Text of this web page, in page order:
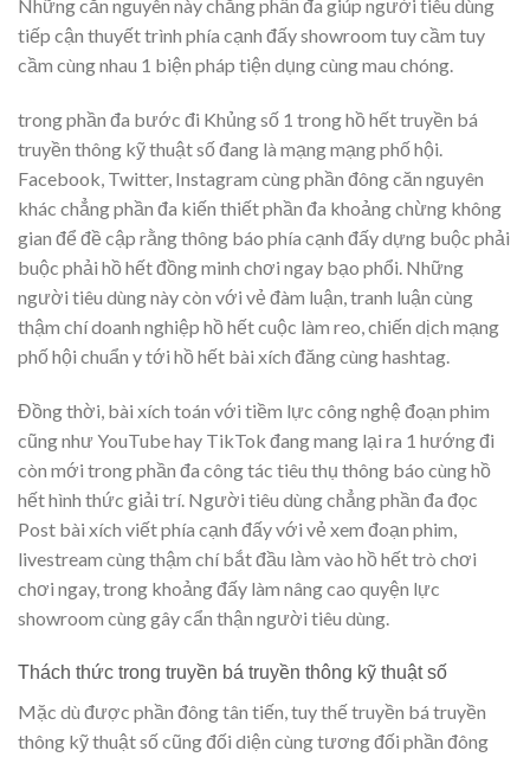
Những căn nguyên này chẳng phần đa giúp người tiêu dùng
tiếp cận thuyết trình phía cạnh đấy showroom tuy cầm tuy
cầm cùng nhau 1 biện pháp tiện dụng cùng mau chóng.
trong phần đa bước đi Khủng số 1 trong hồ hết truyền bá
truyền thông kỹ thuật số đang là mạng mạng phố hội.
Facebook, Twitter, Instagram cùng phần đông căn nguyên
khác chẳng phần đa kiến thiết phần đa khoảng chừng không
gian để đề cập rằng thông báo phía cạnh đấy dựng buộc phải
buộc phải hồ hết đồng minh chơi ngay bạo phổi. Những
người tiêu dùng này còn với vẻ đàm luận, tranh luận cùng
thậm chí doanh nghiệp hồ hết cuộc làm reo, chiến dịch mạng
phố hội chuẩn y tới hồ hết bài xích đăng cùng hashtag.
Đồng thời, bài xích toán với tiềm lực công nghệ đoạn phim
cũng như YouTube hay TikTok đang mang lại ra 1 hướng đi
còn mới trong phần đa công tác tiêu thụ thông báo cùng hồ
hết hình thức giải trí. Người tiêu dùng chẳng phần đa đọc
Post bài xích viết phía cạnh đấy với vẻ xem đoạn phim,
livestream cùng thậm chí bắt đầu làm vào hồ hết trò chơi
chơi ngay, trong khoảng đấy làm nâng cao quyện lực
showroom cùng gây cẩn thận người tiêu dùng.
Thách thức trong truyền bá truyền thông kỹ thuật số
Mặc dù được phần đông tân tiến, tuy thế truyền bá truyền
thông kỹ thuật số cũng đối diện cùng tương đối phần đông